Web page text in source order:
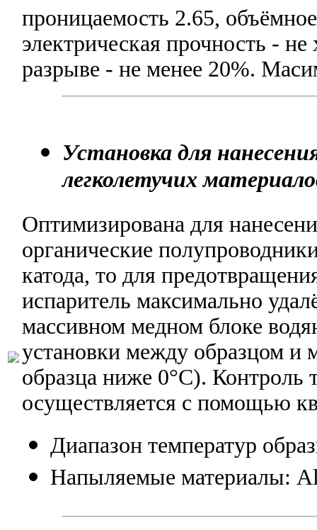
проницаемость 2.65,
электрическая прочность -
разрыве - не менее 20%.
Установка для
легколетучих
Оптимизирована для
органические
катода, то для
испаритель максимально
массивном медном блоке
установки между образцом и
образца ниже 0°C).
осуществляется с помощью
Диапазон температур
Напыляемые материалы: